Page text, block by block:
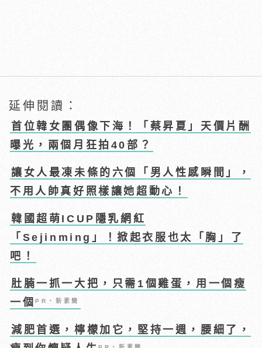
延伸閱讀：
首位韓女團偶像下海！「蔡昇夏」天價片酬
曝光，兩個月狂拍40部？
讓女人最凍未條的六個「男人性感瞬間」，
不用人帥真好照樣讓她超動心！
韓國超萌ICUP隱乳網紅
「Sejinming」！掀起衣服也太「胸」了
吧！
肚腩一抓一大把，只需1個雞蛋，用一個瘦
一個PR・新素簡
減肥首選，檸檬加它，堅持一週，腰細了，